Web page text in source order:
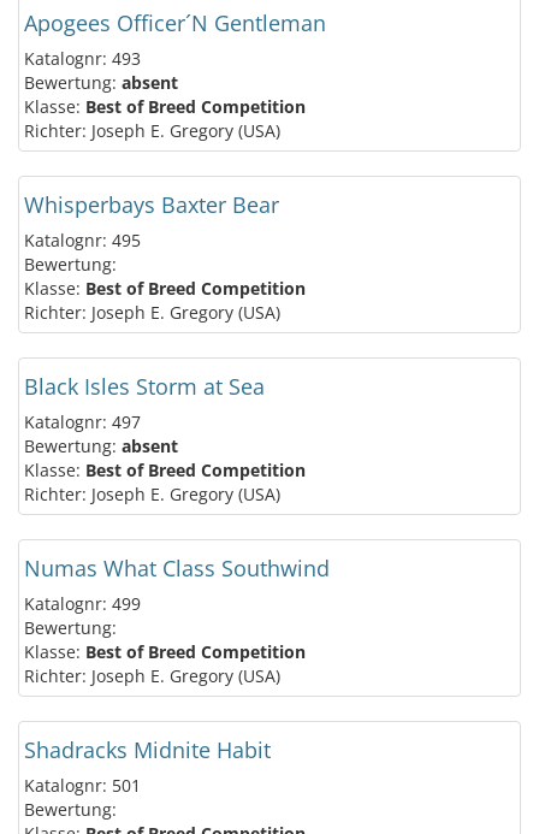
Apogees Officer´N Gentleman
Katalognr: 493
Bewertung: absent
Klasse: Best of Breed Competition
Richter: Joseph E. Gregory (USA)
Whisperbays Baxter Bear
Katalognr: 495
Bewertung:
Klasse: Best of Breed Competition
Richter: Joseph E. Gregory (USA)
Black Isles Storm at Sea
Katalognr: 497
Bewertung: absent
Klasse: Best of Breed Competition
Richter: Joseph E. Gregory (USA)
Numas What Class Southwind
Katalognr: 499
Bewertung:
Klasse: Best of Breed Competition
Richter: Joseph E. Gregory (USA)
Shadracks Midnite Habit
Katalognr: 501
Bewertung: